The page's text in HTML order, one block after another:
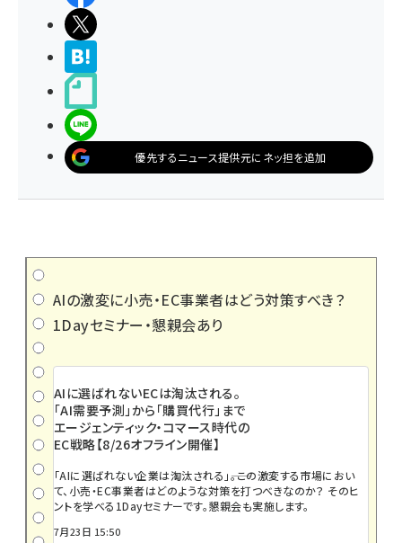
優先するニュース提供元にネッ担を追加
AIの激変に小売・EC事業者はどう対策すべき？
1Dayセミナー・懇親会あり
AIに選ばれないECは淘汰される。
「AI需要予測」から「購買代行」まで
エージェンティック・コマース時代の
EC戦略【8/26オフライン開催】
「AIに選ばれない企業は淘汰される」――。この激変する市場におい
て、小売・EC事業者はどのような対策を打つべきなのか？ そのヒ
ントを学べる1Dayセミナーです。懇親会も実施します。
7月23日 15:50